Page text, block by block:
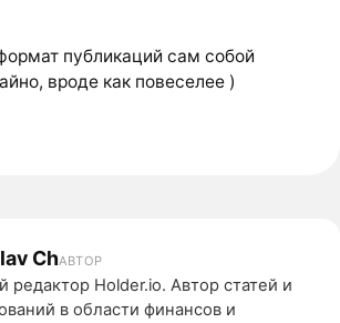
публикаций сам собой
вроде как повеселее )
ChАВТОР
редактор Holder.io. Автор статей и
в области финансов и